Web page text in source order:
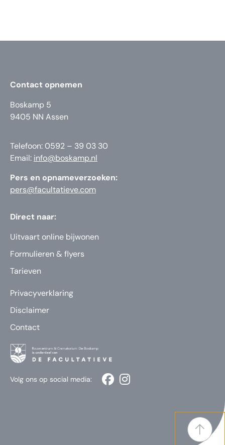
Contact opnemen
Boskamp 5
9405 NN Assen
Telefoon: 0592 – 39 03 30
Email: info@boskamp.nl
Pers en opnameverzoeken:
pers@facultatieve.com
Direct naar:
Uitvaart online bijwonen
Formulieren & flyers
Tarieven
Privacyverklaring
Disclaimer
Contact
Volg ons op social media: